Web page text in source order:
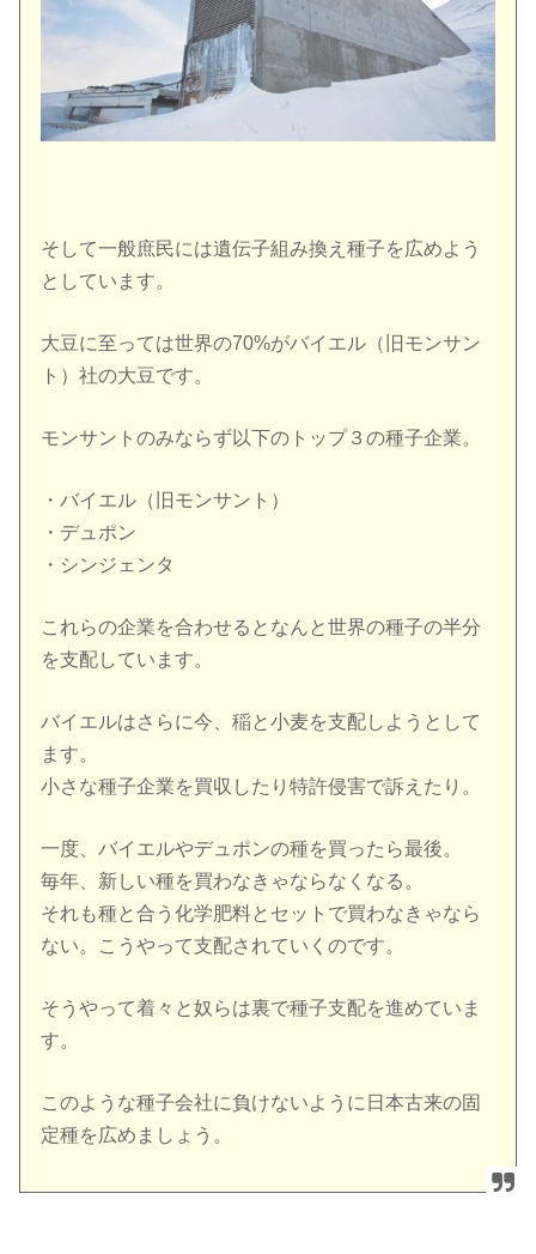
そして一般庶民には遺伝子組み換え種子を広めよう
としています。
大豆に至っては世界の70%がバイエル（旧モンサン
ト）社の大豆です。
モンサントのみならず以下のトップ３の種子企業。
・バイエル（旧モンサント）
・デュポン
・シンジェンタ
これらの企業を合わせるとなんと世界の種子の半分
を支配しています。
バイエルはさらに今、稲と小麦を支配しようとして
ます。
小さな種子企業を買収したり特許侵害で訴えたり。
一度、バイエルやデュポンの種を買ったら最後。
毎年、新しい種を買わなきゃならなくなる。
それも種と合う化学肥料とセットで買わなきゃなら
ない。こうやって支配されていくのです。
そうやって着々と奴らは裏で種子支配を進めていま
す。
このような種子会社に負けないように日本古来の固
定種を広めましょう。